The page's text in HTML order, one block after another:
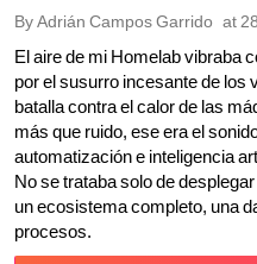
ByAdrián Campos Garrido at
El aire de mi Homelab vibraba
por el susurro incesante de los
batalla contra el calor de las
más que ruido, ese era el
automatización e inteligencia
No se trataba solo de
un ecosistema completo, una
procesos.